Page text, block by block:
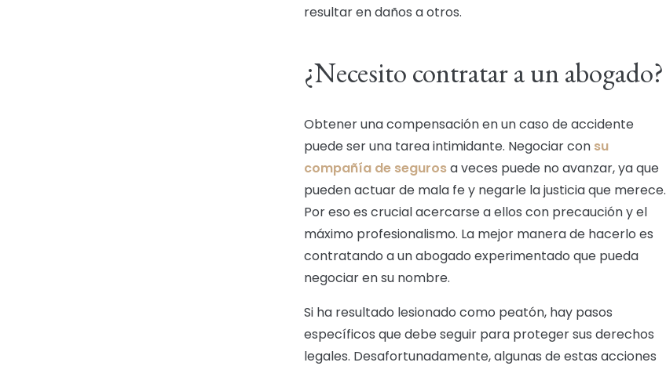
resultar en daños a otros.
¿Necesito contratar a un abogado?
Obtener una compensación en un caso de accidente
puede ser una tarea intimidante. Negociar con su
compañía de segurosa veces puede no avanzar, ya que
pueden actuar de mala fe y negarle la justicia que merece.
Por eso es crucial acercarse a ellos con precaución y el
máximo profesionalismo. La mejor manera de hacerlo es
contratando a un abogado experimentado que pueda
negociar en su nombre.
Si ha resultado lesionado como peatón, hay pasos
específicos que debe seguir para proteger sus derechos
legales. Desafortunadamente, algunas de estas acciones